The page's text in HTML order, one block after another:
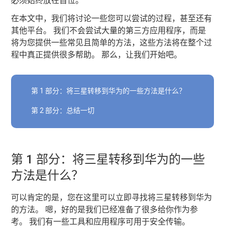
在本文中，我们将讨论一些您可以尝试的过程，甚至还有
其他平台。 我们不会尝试大量的第三方应用程序，而是
将为您提供一些常见且简单的方法，这些方法将在整个过
程中真正提供很多帮助。 那么，让我们开始吧。
第 1 部分：将三星转移到华为的一些方法是什么？
第 2 部分：总结一切
第 1 部分：将三星转移到华为的一些
方法是什么？
可以肯定的是，您在这里可以立即寻找将三星转移到华为
的方法。 嗯，好的是我们已经准备了很多给你作为参
考。 我们有一些工具和应用程序可用于安全传输。